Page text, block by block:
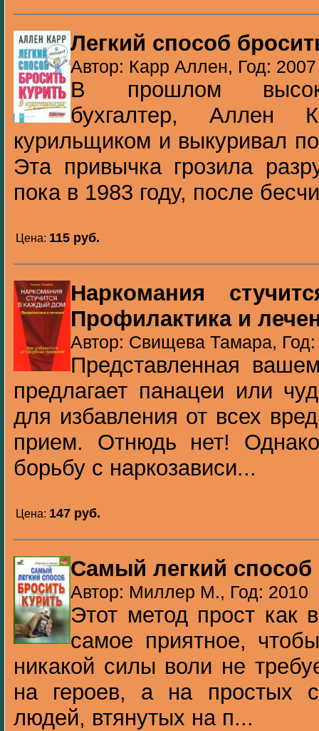
Легкий способ
Автор: Карр Аллен, Год: 2007
В прошлом
бухгалтер, Аллен
курильщиком и выкуривал
Эта привычка грозила
пока в 1983 году, после
Цена: 115 pуб.
Наркомания
Профилактика и
Автор: Свищева Тамара, Год:
Представленная
предлагает панацеи или
для избавления от всех
прием. Отнюдь нет!
борьбу с наркозависи...
Цена: 147 pуб.
Самый легкий способ
Автор: Миллер М., Год: 2010
Этот метод прост как
самое приятное,
никакой силы воли не
на героев, а на простых
людей, втянутых на п...